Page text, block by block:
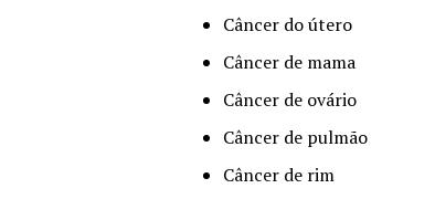
Câncer do útero
Câncer de mama
Câncer de ovário
Câncer de pulmão
Câncer de rim